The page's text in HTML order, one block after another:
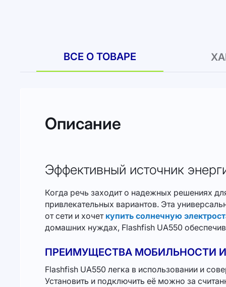
ВСЕ О ТОВАРЕ
Описание
Эффективный источник
Когда речь заходит о надежных решениях
привлекательных вариантов. Эта
от сети и хочет купить солнечную
домашних нуждах, Flashfish UA550
ПРЕИМУЩЕСТВА МОБИЛЬНОСТИ
Flashfish UA550 легка в использовании и
Установить и подключить её можно за